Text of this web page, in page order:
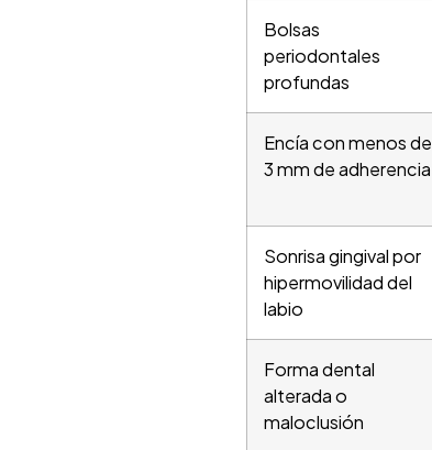
Bolsas
periodontales
profundas
Encía con menos de
3 mm de adherencia
Sonrisa gingival por
hipermovilidad del
labio
Forma dental
alterada o
maloclusión